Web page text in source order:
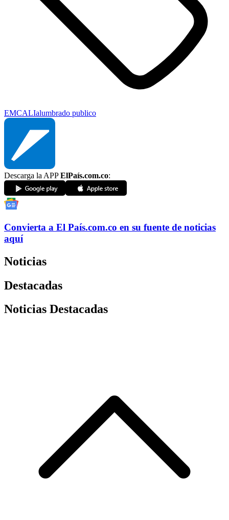
EMCALIalumbrado publico
Descarga la APPElPaís.com.co:
Convierta a El País.com.co en su fuente de noticias
aquí
Noticias
Destacadas
Noticias Destacadas